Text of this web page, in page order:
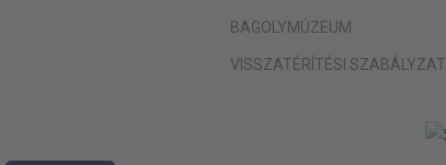
BAGOLYMÚZEUM
VISSZATÉRÍTÉSI SZABÁLYZAT